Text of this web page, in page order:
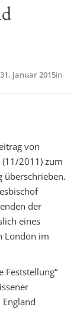
i
31. Januar 2015in
von
(11/2011) zum
überschrieben.
der
eines
London im
Feststellung“